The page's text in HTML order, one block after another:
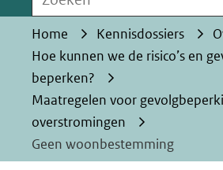
geweigerd.
Home Kennisdossiers
Hoe kunnen we de risico’s en
beperken?
Maatregelen voor
overstromingen
Geen woonbestemming